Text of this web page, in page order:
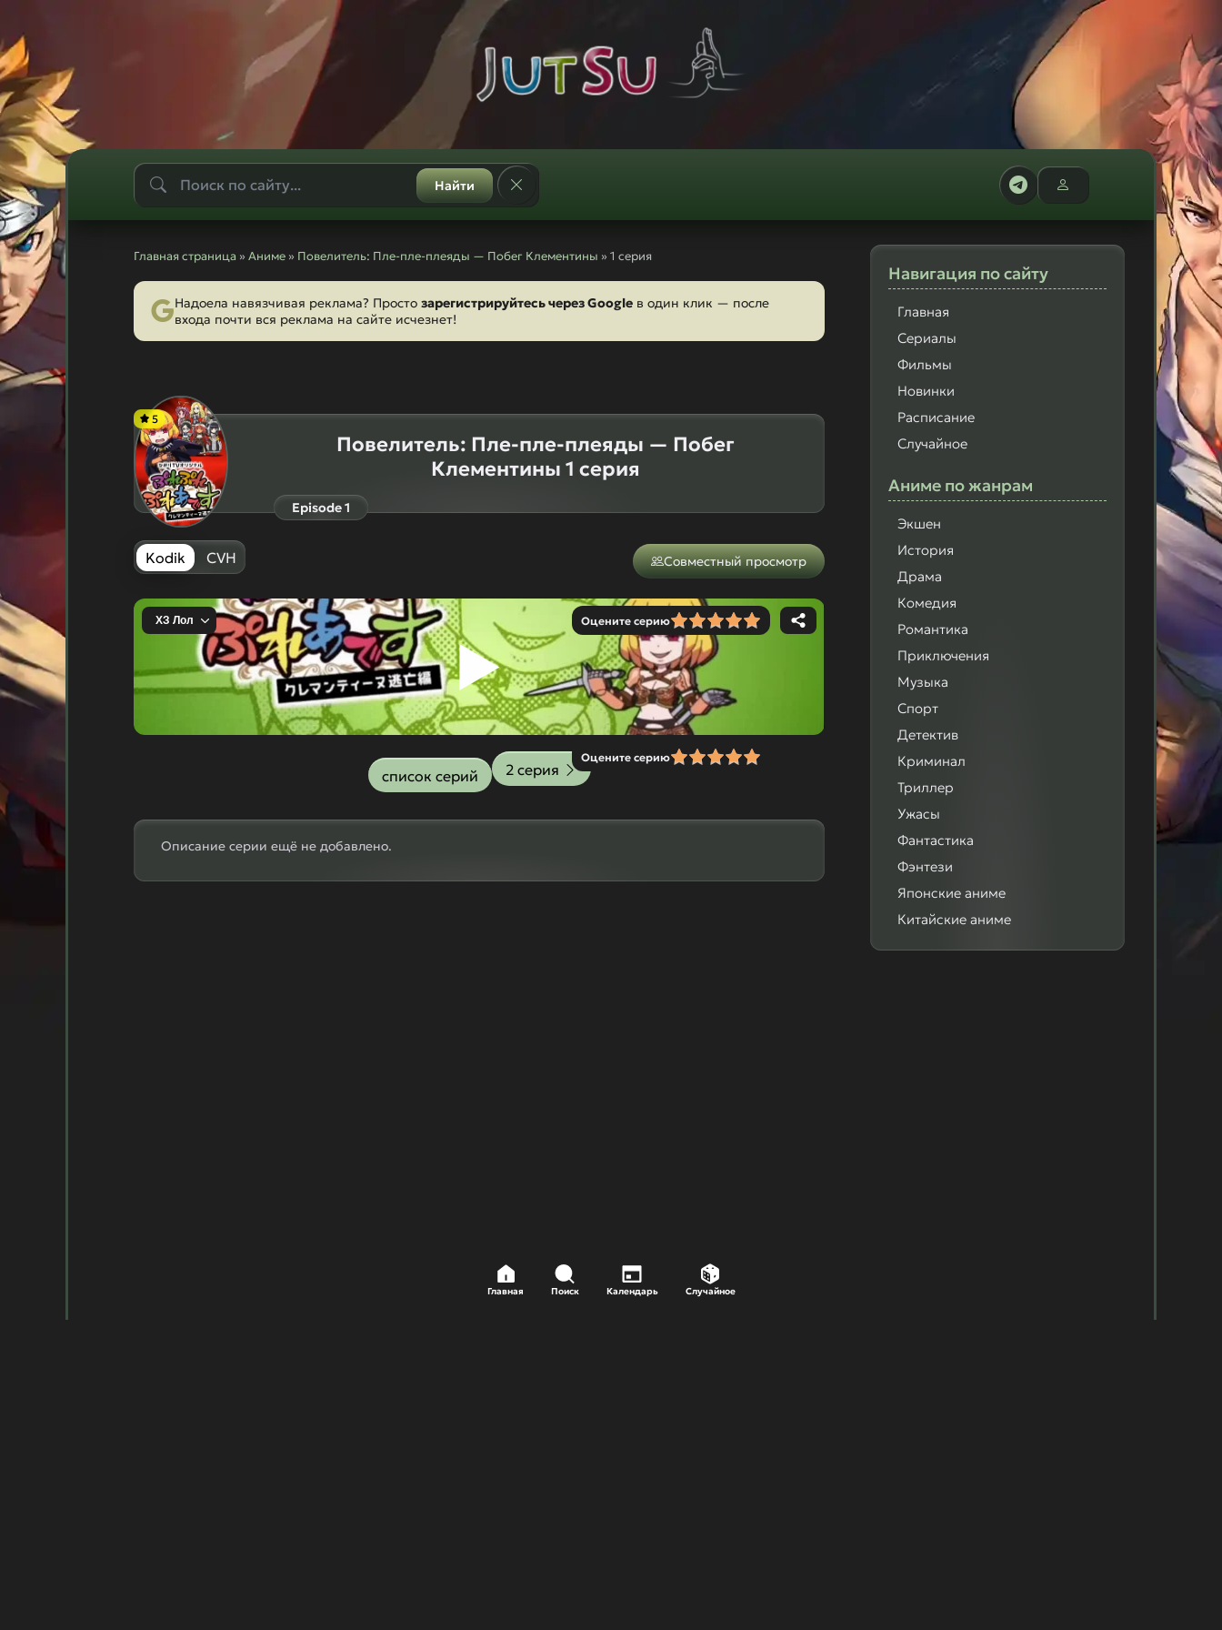
Найти
Главная Поиск Календарь Случайное
Навигация по сайту
Главная
Сериалы
Фильмы
Новинки
Расписание
Случайное
Аниме по жанрам
Экшен
История
Драма
Комедия
Романтика
Приключения
Музыка
Спорт
Детектив
Криминал
Триллер
Ужасы
Фантастика
Фэнтези
Японские аниме
Китайские аниме
Главная страница » Аниме » Повелитель: Пле-пле-плеяды — Побег Клементины » 1 серия
Надоела навязчивая реклама? Просто зарегистрируйтесь через Google в один клик — после
входа почти вся реклама на сайте исчезнет!
5
Повелитель: Пле-пле-плеяды — Побег
Клементины 1 серия
Episode 1
Kodik CVH Совместный просмотр
Оцените серию
Оцените серию
список серий 2 серия
Описание серии ещё не добавлено.